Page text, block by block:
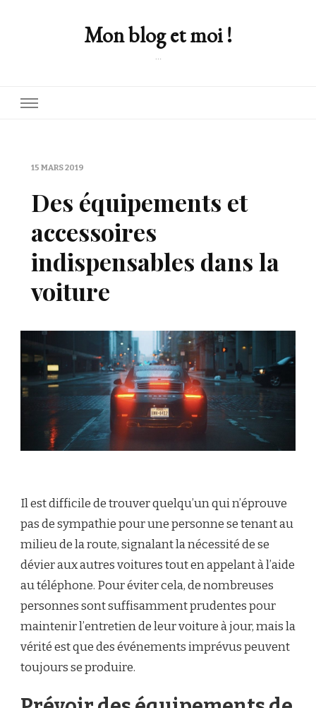
Mon blog et moi !
…
15 MARS 2019
Des équipements et
accessoires
indispensables dans la
voiture
Il est difficile de trouver quelqu’un qui n’éprouve
pas de sympathie pour une personne se tenant au
milieu de la route, signalant la nécessité de se
dévier aux autres voitures tout en appelant à l’aide
au téléphone. Pour éviter cela, de nombreuses
personnes sont suffisamment prudentes pour
maintenir l’entretien de leur voiture à jour, mais la
vérité est que des événements imprévus peuvent
toujours se produire.